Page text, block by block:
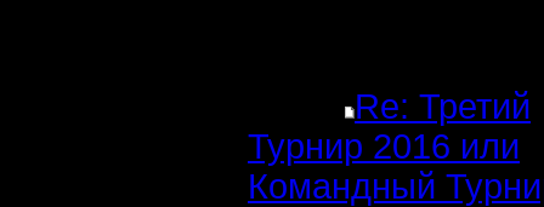
Re: Третий
Турнир 2016 или
Командный